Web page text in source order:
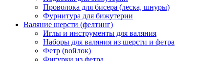
Проволока для бисера (леска, шнуры)
Фурнитура для бижутерии
Валяние шерсти (фелтинг)
Иглы и инструменты для валяния
Наборы для валяния из шерсти и фетра
Фетр (войлок)
Фигурки из фетра